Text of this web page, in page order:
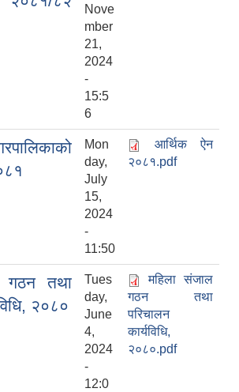
Nove
mber
21,
2024
-
15:5
6
Mon
day,
July
15,
2024
-
11:50
आर्थिक ऐन
२०८१.pdf
गठन तथा
२०८०
Tues
day,
June
4,
2024
-
12:0
महिला संजाल
गठन तथा
परिचालन
कार्यविधि,
२०८०.pdf